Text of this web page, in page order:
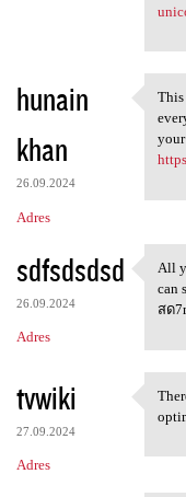
hunain
khan
26.09.2024
Adres
This
sdfsdsdsd
26.09.2024
Adres
All
All
can
สด
tvwiki
27.09.2024
Adres